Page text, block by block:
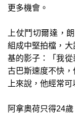
更多機會。
上仗鬥切爾達，
組成中堅拍檔，
基的影子：「我從
古巴斯速度不快
上來說，他經常
阿拿奧荷只得24